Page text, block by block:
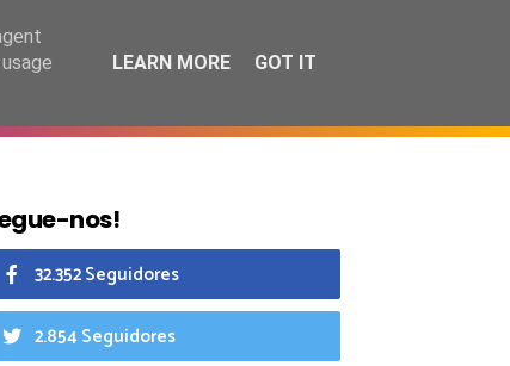
CALENDÁRIO
nos!
32.352 Seguidores
2.854 Seguidores
LEARN MORE GOT IT